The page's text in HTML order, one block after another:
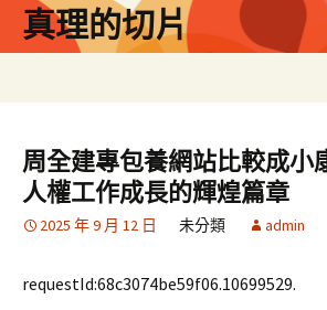
真理的切片
周全建專包養網站比較成小
人權工作成長的輝煌篇章
2025 年 9 月 12 日 未分類 admin
requestId:68c3074be59f06.10699529.